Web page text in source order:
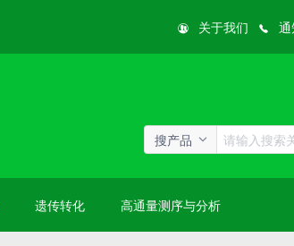
关于我们
搜产品
遗传转化 高通量测序与分析